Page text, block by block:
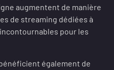
augmentent de manière
de streaming dédiées à
pour les
également de